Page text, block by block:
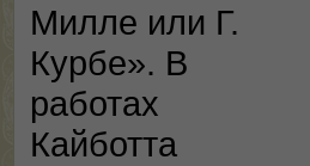
Милле или Г.
Курбе». В
работах
Кайботта